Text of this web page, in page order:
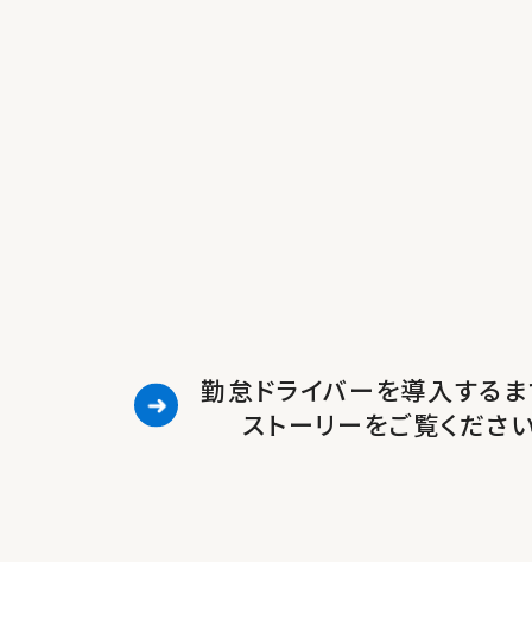
勤怠ドライバーを導入する
ストーリーをご覧くださ